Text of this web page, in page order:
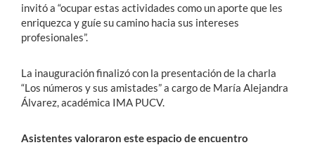
invitó a “ocupar estas actividades como un aporte que les
enriquezca y guíe su camino hacia sus intereses
profesionales”.
La inauguración finalizó con la presentación de la charla
“Los números y sus amistades” a cargo de María Alejandra
Álvarez, académica IMA PUCV.
Asistentes valoraron este espacio de encuentro